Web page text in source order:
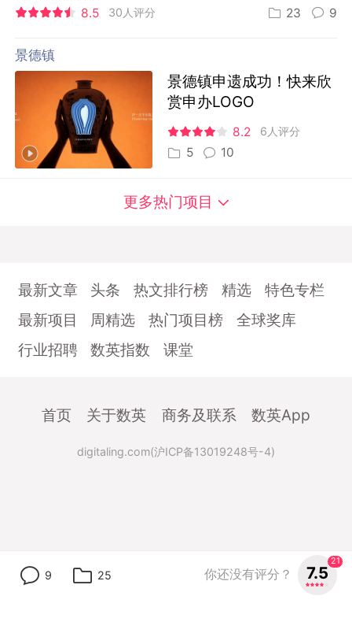
8.5
30人评分 23 9
景德镇
景德镇申遗成功！快来欣
赏申办LOGO
8.2 6人评分
5 10
更多热门项目
9 25 你还没有评分？ 7.5
21
最新文章 头条 热文排行榜 精选
特色专栏
最新项目
周精选 热门项目榜
全球奖库
行业招聘
数英指数 课堂
首页 关于数英 商务及联系 数英App
digitaling.com(沪ICP备13019248号-4)